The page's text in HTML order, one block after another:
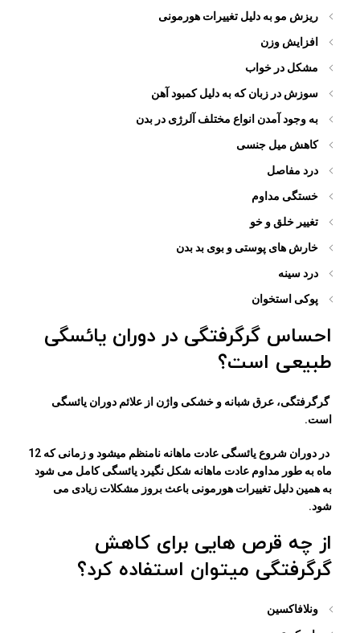
ریزش مو به دلیل تغییرات هورمونی
افزایش وزن
مشکل در خواب
سوزش در زبان که به دلیل کمبود آهن
به وجود آمدن انواع مختلف آلرژی در بدن
کاهش میل جنسی
درد مفاصل
خستگی مداوم
تغییر خلق و خو
خارش های پوستی و بوی بد بدن
درد سینه
پوکی استخوان
احساس گرگرفتگی در دوران یائسگی
طبیعی است؟
گرگرفتگی، عرق شبانه و خشکی واژن از علائم دوران یائسگی
است.
در دوران شروع یائسگی عادت ماهانه نامنظم میشود و زمانی که 12
ماه به طور مداوم عادت ماهانه شکل نگیرد یائسگی کامل می شود
به همین دلیل تغییرات هورمونی باعث بروز مشکلات زیادی می
شود.
از چه قرص هایی برای کاهش
گرگرفتگی میتوان استفاده کرد؟
ونلافاکسین